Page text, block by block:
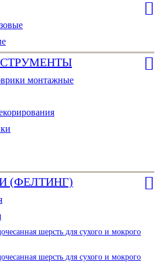
монтажные
(ФЕЛТИНГ)
шерсть для сухого и мокрого
шерсть для сухого и мокрого